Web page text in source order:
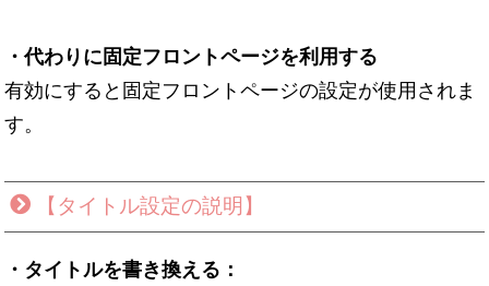
・代わりに固定フロントページを利用する
有効にすると固定フロントページの設定が使用されま
す。
【タイトル設定の説明】
・タイトルを書き換える：